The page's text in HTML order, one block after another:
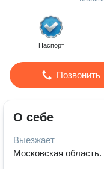
Паспорт
Позвонить
О себе
Выезжает
Московская область.